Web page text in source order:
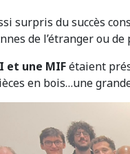
surpris du succès
de l’étranger ou
et une MIFétaient
en bois…une